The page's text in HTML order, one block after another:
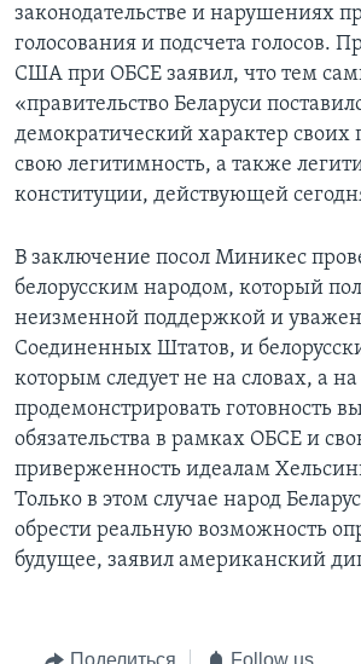
законодательстве и нарушениях
голосования и подсчета голосов.
США при ОБСЕ заявил, что тем
«правительство Беларуси
демократический характер
свою легитимность, а также
конституции, действующей
В заключение посол Миникес
белорусским народом, который
неизменной поддержкой и
Соединенных Штатов, и
которым следует не на словах, а на
продемонстрировать готовность
обязательства в рамках ОБСЕ и
приверженность идеалам
Только в этом случае народ
обрести реальную возможность
будущее, заявил американский
Поделиться Follow us